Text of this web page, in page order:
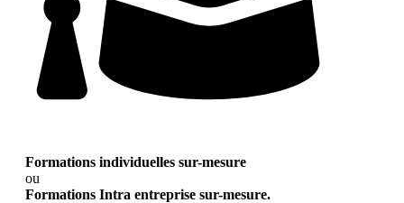
Formations individuelles sur-mesure
ou
Formations Intra entreprise sur-mesure.